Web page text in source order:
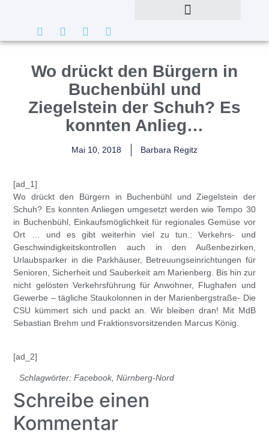
Wo drückt den Bürgern in
Buchenbühl und
Ziegelstein der Schuh? Es
konnten Anlieg…
Mai 10, 2018 Barbara Regitz
[ad_1]
Wo drückt den Bürgern in Buchenbühl und Ziegelstein der
Schuh? Es konnten Anliegen umgesetzt werden wie Tempo 30
in Buchenbühl, Einkaufsmöglichkeit für regionales Gemüse vor
Ort … und es gibt weiterhin viel zu tun.: Verkehrs- und
Geschwindigkeitskontrollen auch in den Außenbezirken,
Urlaubsparker in die Parkhäuser, Betreuungseinrichtungen für
Senioren, Sicherheit und Sauberkeit am Marienberg. Bis hin zur
nicht gelösten Verkehrsführung für Anwohner, Flughafen und
Gewerbe – tägliche Staukolonnen in der Marienbergstraße- Die
CSU kümmert sich und packt an. Wir bleiben dran! Mit MdB
Sebastian Brehm und Fraktionsvorsitzenden Marcus König.
[ad_2]
Schlagwörter:Facebook,Nürnberg-Nord
Schreibe einen
Kommentar